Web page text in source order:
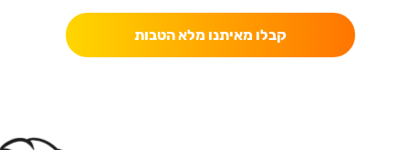
קבלו מאיתנו מלא הטבות